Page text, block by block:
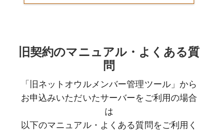
旧契約のマニュアル・よくある質
問
「旧ネットオウルメンバー管理ツール」から
お申込みいただいたサーバーをご利用の場合
は
以下のマニュアル・よくある質問をご利用く